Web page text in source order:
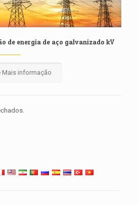
de energia de aço galvanizado kV
Mais informação